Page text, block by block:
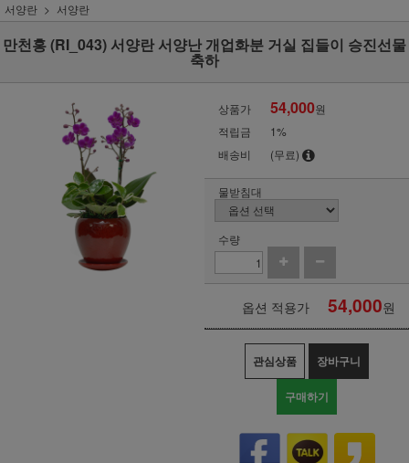
서양란 서양란
만천홍 (RI_043) 서양란 서양난 개업화분 거실 집들이 승진선물
축하
상품가 54,000원
적립금
1%
배송비
(무료)
물받침대
수량
옵션 적용가 54,000원
관심상품 장바구니
구매하기